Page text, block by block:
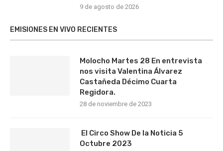
9 de agosto de 2026
EMISIONES EN VIVO RECIENTES
Molocho Martes 28 En entrevista
nos visita Valentina Álvarez
Castañeda Décimo Cuarta
Regidora.
28 de noviembre de 2023
El Circo Show De la Noticia 5
Octubre 2023